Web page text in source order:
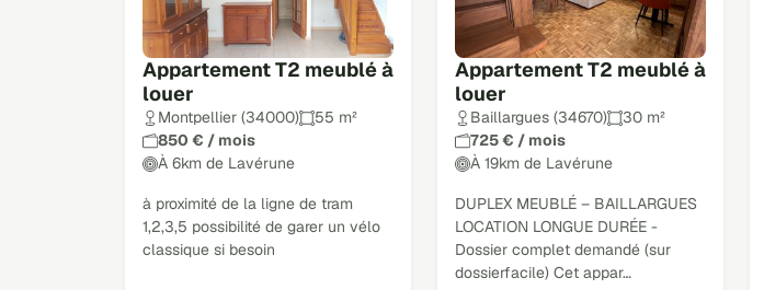
Appartement T2 meublé à
louer
Montpellier (34000)
55 m²
850 € / mois
À 6km de Lavérune
à proximité de la ligne de tram
1,2,3,5 possibilité de garer un vélo
classique si besoin
Appartement T2 meublé à
louer
Baillargues (34670)
30 m²
725 € / mois
À 19km de Lavérune
DUPLEX MEUBLÉ – BAILLARGUES
LOCATION LONGUE DURÉE -
Dossier complet demandé (sur
dossierfacile) Cet appar…